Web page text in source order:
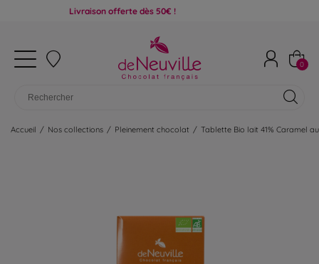
Livraison offerte dès 50€ !
0
Accueil / Nos collections / Pleinement chocolat / Tablette Bio lait 41% Caramel